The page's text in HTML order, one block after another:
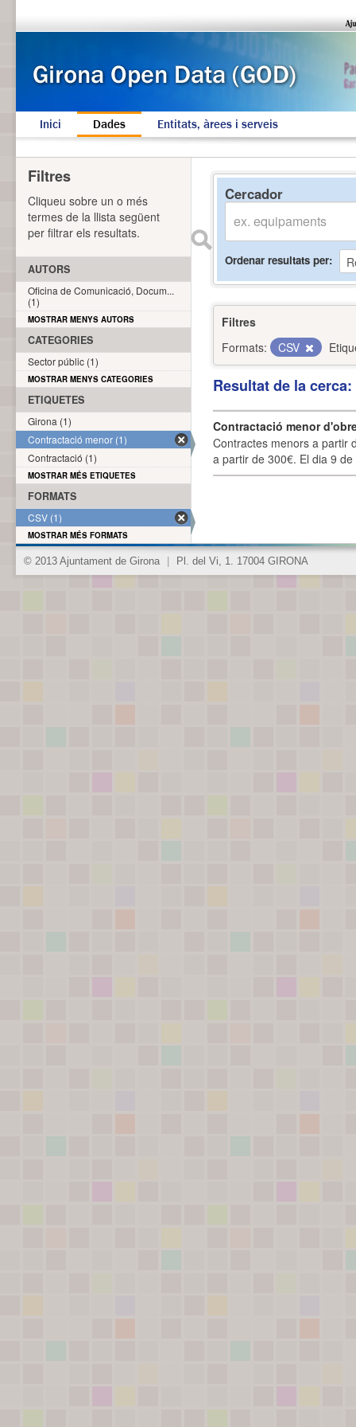
Inici Dades Entitats, àrees i serveis
Cercador
Ordenar resultats per
Filtres
Formats:
CSV
Resultat de la
Contractació menor
Contractes menors a partir
a partir de 300€. El dia 9
Filtres
Cliqueu sobre un o més
termes de la llista següent
per filtrar els resultats.
AUTORS
Oficina de Comunicació, Docum...
(1)
MOSTRAR MENYS AUTORS
CATEGORIES
Sector públic (1)
MOSTRAR MENYS CATEGORIES
ETIQUETES
Girona (1)
Contractació menor (1)
Contractació (1)
MOSTRAR MÉS ETIQUETES
FORMATS
CSV (1)
MOSTRAR MÉS FORMATS
© 2013 Ajuntament de Girona Pl. del Vi, 1. 17004 GIRONA